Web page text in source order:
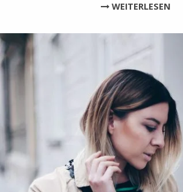
WEITERLESEN